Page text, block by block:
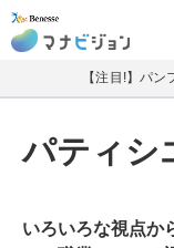
マナ
【注目!】パ
パティシ
いろいろな視点か